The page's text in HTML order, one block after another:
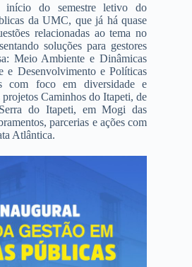
início do semestre letivo do
da UMC, que já há quase
relacionadas ao tema no
soluções para gestores
Meio Ambiente e Dinâmicas
e Desenvolvimento e Políticas
com foco em diversidade e
Caminhos do Itapeti, de
do Itapeti, em Mogi das
parcerias e ações com
Atlântica.